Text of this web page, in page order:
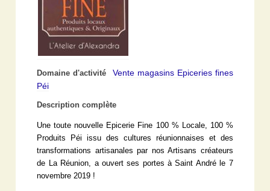
Domaine d'activité
Vente magasins Epiceries fines
Péi
Description complète
Une toute nouvelle Epicerie Fine 100 % Locale, 100 %
Produits Péi issu des cultures réunionnaises et des
transformations artisanales par nos Artisans créateurs
de La Réunion, a ouvert ses portes à Saint André le 7
novembre 2019 !